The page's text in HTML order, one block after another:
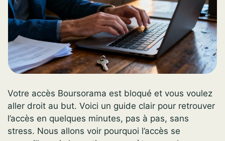
Votre accès Boursorama est bloqué et vous voulez
aller droit au but. Voici un guide clair pour retrouver
l’accès en quelques minutes, pas à pas, sans
stress. Nous allons voir pourquoi l’accès se